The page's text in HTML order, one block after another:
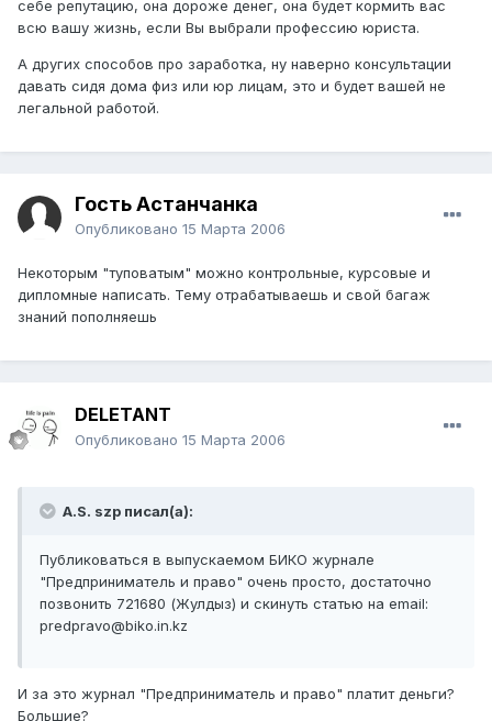
себе репутацию, она дороже денег, она будет кормить вас
всю вашу жизнь, если Вы выбрали профессию юриста.
А других способов про заработка, ну наверно консультации
давать сидя дома физ или юр лицам, это и будет вашей не
легальной работой.
Гость Астанчанка
Опубликовано 15 Марта 2006
Некоторым "туповатым" можно контрольные, курсовые и
дипломные написать. Тему отрабатываешь и свой багаж
знаний пополняешь
DELETANT
Опубликовано 15 Марта 2006
A.S. szp писал(а):
Публиковаться в выпускаемом БИКО журнале
"Предприниматель и право" очень просто, достаточно
позвонить 721680 (Жулдыз) и скинуть статью на email:
predpravo@biko.in.kz
И за это журнал "Предприниматель и право" платит деньги?
Большие?